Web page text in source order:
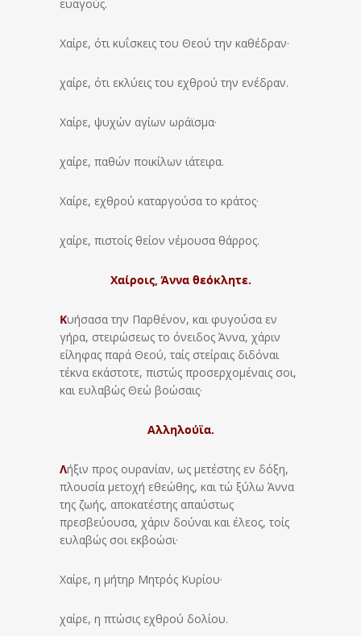
ευαγούς.
Χαίρε, ότι κυΐσκεις του Θεού την καθέδραν·
χαίρε, ότι εκλύεις του εχθρού την ενέδραν.
Χαίρε, ψυχών αγίων ωράϊσμα·
χαίρε, παθών ποικίλων ιάτειρα.
Χαίρε, εχθρού καταργούσα το κράτος·
χαίρε, πιστοίς θείον νέμουσα θάρρος.
Χαίροις, Άννα θεόκλητε.
Κυήσασα την Παρθένον, και φυγούσα εν
γήρα, στειρώσεως το όνειδος Άννα, χάριν
είληφας παρά Θεού, ταίς στείραις διδόναι
τέκνα εκάστοτε, πιστώς προσερχομέναις σοι,
και ευλαβώς Θεώ βοώσαις·
Αλληλούϊα.
Λήξιν προς ουρανίαν, ως μετέστης εν δόξη,
πλουσία μετοχή εθεώθης, και τώ ξύλω Άννα
της ζωής, αποκατέστης απαύστως
πρεσβεύουσα, χάριν δούναι και έλεος, τοίς
ευλαβώς σοι εκβοώσι·
Χαίρε, η μήτηρ Μητρός Κυρίου·
χαίρε, η πτώσις εχθρού δολίου.